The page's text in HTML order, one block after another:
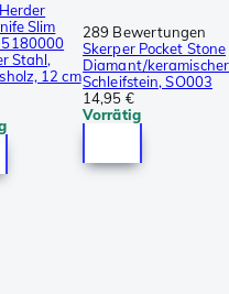
Slim
Stahl,
12 cm
289 Bewertungen
Skerper Pocket Stone
Diamant/keramischer
Schleifstein, SO003
14,95 €
Vorrätig